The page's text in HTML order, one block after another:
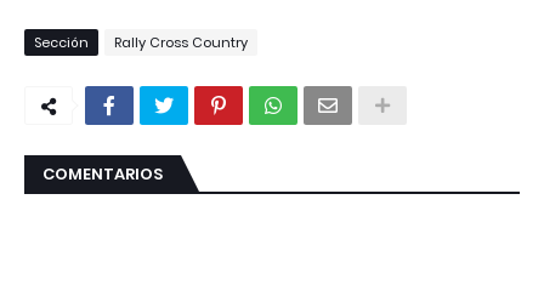
Sección Rally Cross Country
COMENTARIOS